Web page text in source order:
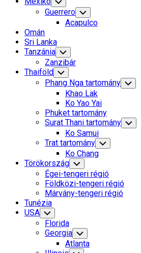
Child
Menu
Guerrero Toggle
Child
Menu
Acapulco
Omán
Sri Lanka
Tanzánia Toggle
Child
Menu
Zanzibár
Thaiföld Toggle
Child
Menu
Phang Nga tartomány Toggle
Child
Khao Lak
Ko Yao Yai
Phuket tartomány
Surat Thani tartomány Toggle
Child
Ko Samui
Trat tartomány Toggle
Child
Ko Chang
Törökország Toggle
Child
Menu
Égei-tengeri régió
Földközi-tengeri régió
Márvány-tengeri régió
Tunézia
USA Toggle
Child
Menu
Florida
Georgia Toggle
Child
Menu
Atlanta